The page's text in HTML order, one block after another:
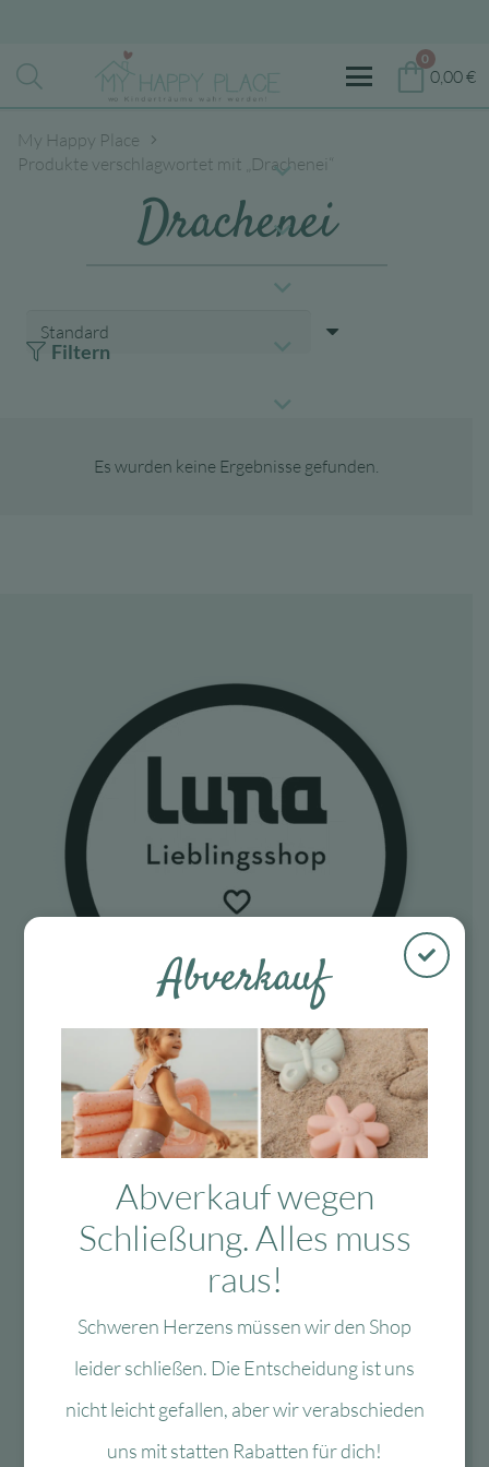
0
0,00€
My Happy Place
Produkte verschlagwortet mit „Drachenei“
Drachenei
Filtern
Es wurden keine Ergebnisse gefunden.
Fragen?
Mo-Fr: 10:00 – 13:00 Uhr
08134 / 2579911
service@myhappyplace.de
Vertrag widerrufen
Lieferung & Versand
schnelle Lieferung
Abverkauf
Abverkauf wegen
Schließung. Alles muss
raus!
Schweren Herzens müssen wir den Shop
leider schließen. Die Entscheidung ist uns
nicht leicht gefallen, aber wir verabschieden
uns mit statten Rabatten für dich!